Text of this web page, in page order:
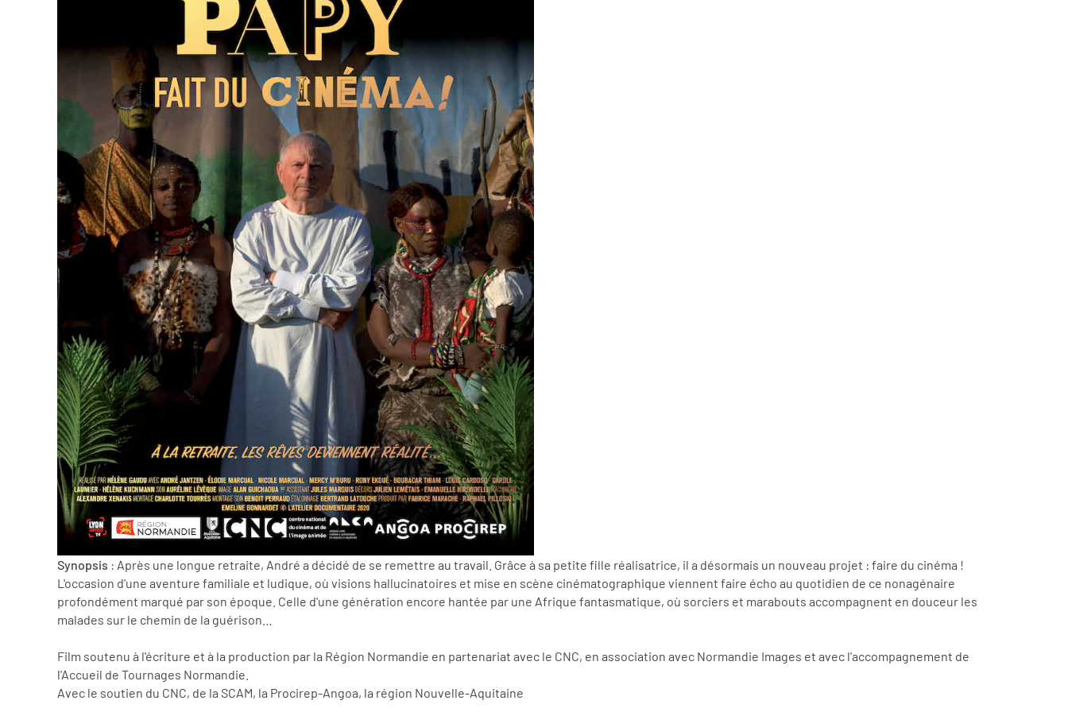
Synopsis : Après une longue retraite, André a décidé de se remettre au travail. Grâce à sa petite fille réalisatrice, il a désormais un nouveau projet : faire du cinéma !
L'occasion d'une aventure familiale et ludique, où visions hallucinatoires et mise en scène cinématographique viennent faire écho au quotidien de ce nonagénaire
profondément marqué par son époque. Celle d'une génération encore hantée par une Afrique fantasmatique, où sorciers et marabouts accompagnent en douceur les
malades sur le chemin de la guérison…
Film soutenu à l'écriture et à la production par la Région Normandie en partenariat avec le CNC, en association avec Normandie Images et avec l'accompagnement de
l'Accueil de Tournages Normandie.
Avec le soutien du CNC, de la SCAM, la Procirep-Angoa, la région Nouvelle-Aquitaine